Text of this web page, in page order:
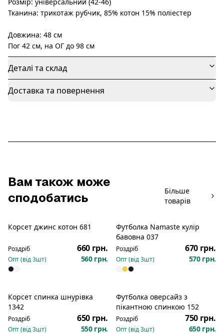
Тканина: трикотаж рубчик, 85% котон 15% поліестер
Довжина: 48 см
Пог 42 см, на ОГ до 98 см
Деталі та склад
Доставка та повернення
Вам також може
сподобатись
Більше
товарів
Корсет джинс котон 681
Роздріб 660 грн.
Опт (від3шт) 560 грн.
Новинка
Футболка Namaste кулір
бавовна 037
Роздріб 670 грн.
Опт (від3шт) 570 грн.
Новинка
Корсет спинка шнурівка
1342
Роздріб 650 грн.
Опт (від3шт) 550 грн.
Футболка оверсайз з
пікантною спинкою 152
Роздріб 750 грн.
Опт (від3шт) 650 грн.